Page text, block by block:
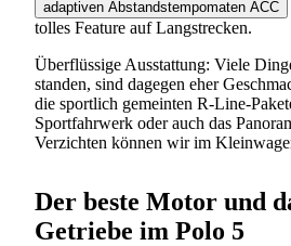
adaptiven Abstandstempomaten ACC
tolles Feature auf Langstrecken.
Überflüssige Ausstattung: Viele
standen, sind dagegen eher
die sportlich gemeinten R-Line-
Sportfahrwerk oder auch das
Verzichten können wir im
Der beste Motor und
Getriebe im Polo 5